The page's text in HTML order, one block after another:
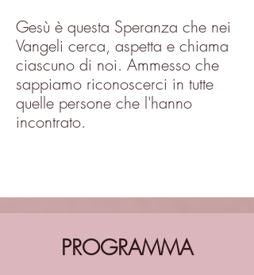
Gesù è questa Speranza che nei
Vangeli cerca, aspetta e chiama
ciascuno di noi. Ammesso che
sappiamo riconoscerci in tutte
quelle persone che l'hanno
incontrato.
PROGRAMMA